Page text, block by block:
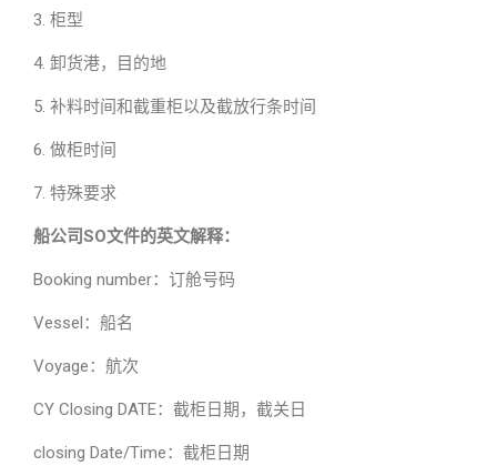
3. 柜型
4. 卸货港，目的地
5. 补料时间和截重柜以及截放行条时间
6. 做柜时间
7. 特殊要求
船公司SO文件的英文解释：
Booking number：订舱号码
Vessel：船名
Voyage：航次
CY Closing DATE：截柜日期，截关日
closing Date/Time：截柜日期